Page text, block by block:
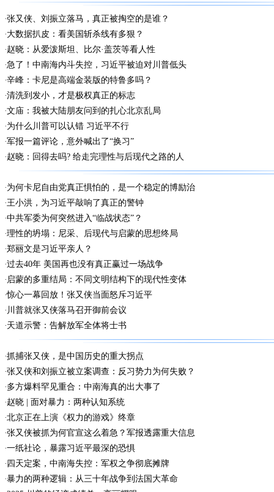
张又侠、刘振立落马，真正被掏空的是谁？
大数据扒皮：看美国斩杀线有多狠？
赵晓：从爱泼斯坦、比尔·盖茨等看人性
急了！中南海内斗失控，习近平被迫对川普低头
辛峰：卡尼是高端金装版的特鲁多吗？
清洗到发小，才是极权真正的标志
文庙：我被大陆朋友问到的扎心北京乱局
为什么川普可以认错 习近平不行
军报一篇评论，意外喊出了“换习”
赵晓：回得去吗? 给走完理性与后现代之路的人
为何卡尼自由党真正惧怕的，是一个稳定的博励治
王小洪，为习近平敲响了真正的警钟
中共军委为何突然进入“临战状态”？
理性的坍塌：尼采、后现代与启蒙的思想终局
郑丽文是习近平亲人？
过去40年 美国再也没有真正赢过一场战争
启蒙的多重结局：不同文明结构下的现代性变体
惊心一幕回放！张又侠当面怒斥习近平
川普就张又侠落马召开御前会议
天道示警：告解放军全体将士书
抓捕张又侠，是中国历史的重大拐点
张又侠和刘振立被立案调查：反习势力为何失败？
多方爆料罕见重合：中南海真的出大事了
赵晓 | 面对暴力：两种认知系统
北京正在上演《权力的游戏》终章
张又侠被抓为何官宣这么着急？军报透露重大信息
一纸社论，暴露习近平最深的恐惧
四天定案，中南海失控：军权之争彻底摊牌
暴力的两种逻辑：从三十年战争到法国大革命